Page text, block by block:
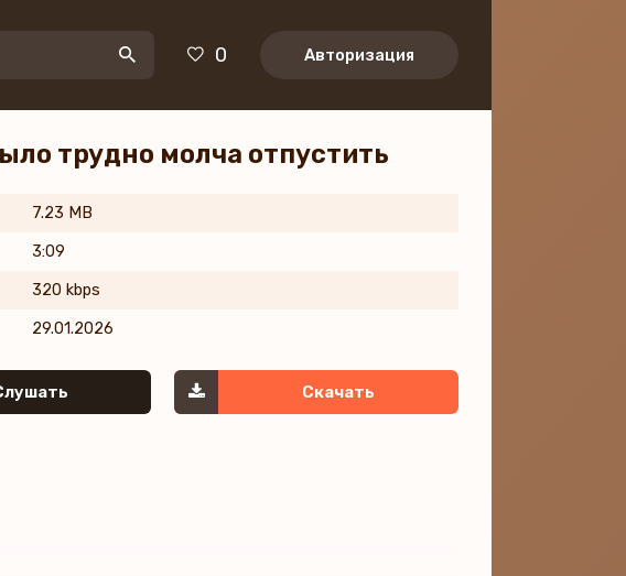
0 Авторизация
трудно молча отпустить
7.23 MB
3:09
320 kbps
29.01.2026
Скачать